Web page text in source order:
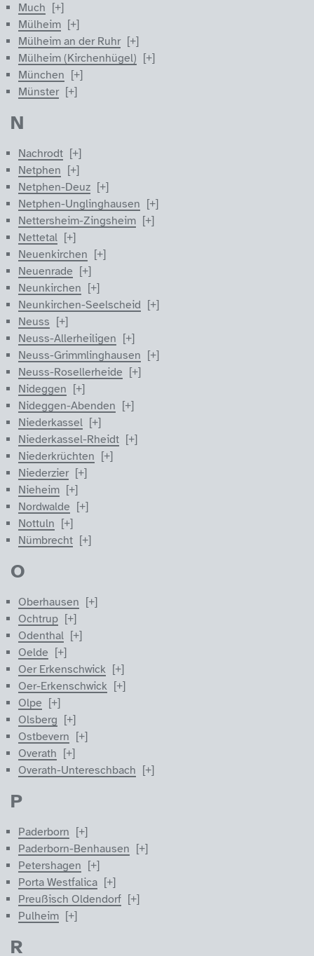
Much
Mülheim
Mülheim an der Ruhr
Mülheim (Kirchenhügel)
München
Münster
N
Nachrodt
Netphen
Netphen-Deuz
Netphen-Unglinghausen
Nettersheim-Zingsheim
Nettetal
Neuenkirchen
Neuenrade
Neunkirchen
Neunkirchen-Seelscheid
Neuss
Neuss-Allerheiligen
Neuss-Grimmlinghausen
Neuss-Rosellerheide
Nideggen
Nideggen-Abenden
Niederkassel
Niederkassel-Rheidt
Niederkrüchten
Niederzier
Nieheim
Nordwalde
Nottuln
Nümbrecht
O
Oberhausen
Ochtrup
Odenthal
Oelde
Oer Erkenschwick
Oer-Erkenschwick
Olpe
Olsberg
Ostbevern
Overath
Overath-Untereschbach
P
Paderborn
Paderborn-Benhausen
Petershagen
Porta Westfalica
Preußisch Oldendorf
Pulheim
R